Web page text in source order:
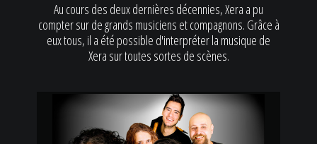
Au cours des deux dernières décennies, Xera a pu
compter sur de grands musiciens et compagnons. Grâce à
eux tous, il a été possible d'interpréter la musique de
Xera sur toutes sortes de scènes.